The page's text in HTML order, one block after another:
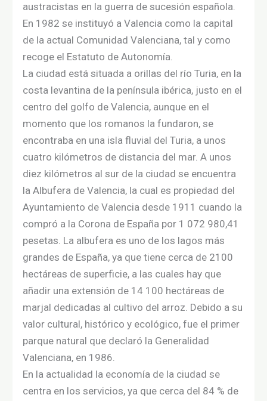
austracistas en la guerra de sucesión española.
En 1982 se instituyó a Valencia como la capital
de la actual Comunidad Valenciana, tal y como
recoge el Estatuto de Autonomía.
La ciudad está situada a orillas del río Turia, en la
costa levantina de la península ibérica, justo en el
centro del golfo de Valencia, aunque en el
momento que los romanos la fundaron, se
encontraba en una isla fluvial del Turia, a unos
cuatro kilómetros de distancia del mar. A unos
diez kilómetros al sur de la ciudad se encuentra
la Albufera de Valencia, la cual es propiedad del
Ayuntamiento de Valencia desde 1911 cuando la
compró a la Corona de España por 1 072 980,41
pesetas.​ La albufera es uno de los lagos más
grandes de España, ya que tiene cerca de 2100
hectáreas de superficie,​ a las cuales hay que
añadir una extensión de 14 100 hectáreas de
marjal dedicadas al cultivo del arroz.​ Debido a su
valor cultural, histórico y ecológico, fue el primer
parque natural que declaró la Generalidad
Valenciana, en 1986.
En la actualidad la economía de la ciudad se
centra en los servicios, ya que cerca del 84 % de